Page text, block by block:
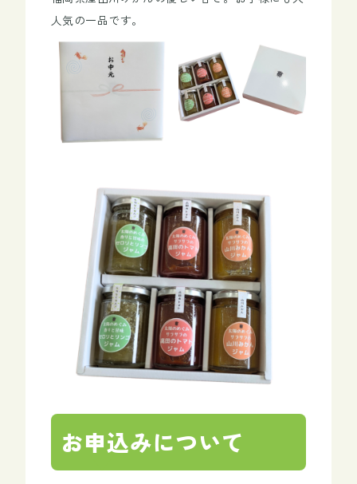
人気の一品です。
お申込みについて